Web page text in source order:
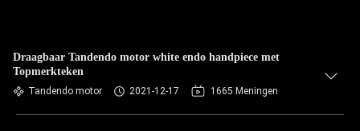
Draagbaar Tandendo motor white endo handpiece met
Topmerkteken
Tandendo motor 2021-12-17 1665 Meningen